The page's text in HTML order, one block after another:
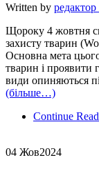
Written by
Щороку 4 жовтня
захисту тварин
Основна мета
тварин і проявити
види опиняються
(більше…)
Continue
04 Жов2024